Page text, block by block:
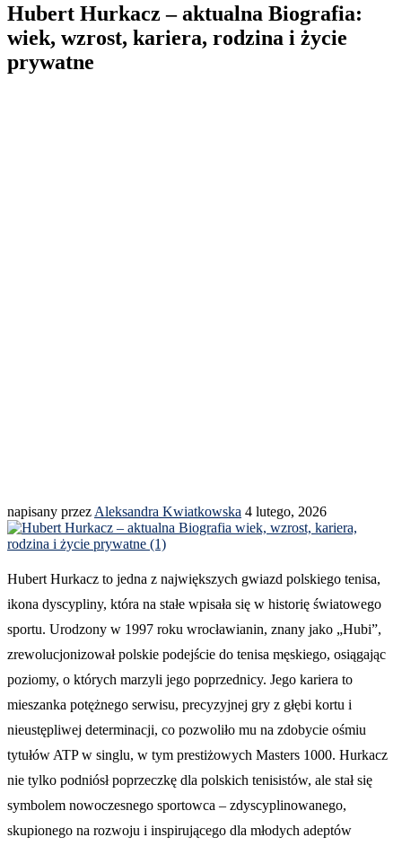
Hubert Hurkacz – aktualna Biografia:
wiek, wzrost, kariera, rodzina i życie
prywatne
napisany przez Aleksandra Kwiatkowska 4 lutego, 2026
Hubert Hurkacz to jedna z największych gwiazd polskiego tenisa,
ikona dyscypliny, która na stałe wpisała się w historię światowego
sportu. Urodzony w 1997 roku wrocławianin, znany jako „Hubi”,
zrewolucjonizował polskie podejście do tenisa męskiego, osiągając
poziomy, o których marzyli jego poprzednicy. Jego kariera to
mieszanka potężnego serwisu, precyzyjnej gry z głębi kortu i
nieustępliwej determinacji, co pozwoliło mu na zdobycie ośmiu
tytułów ATP w singlu, w tym prestiżowych Masters 1000. Hurkacz
nie tylko podniósł poprzeczkę dla polskich tenisistów, ale stał się
symbolem nowoczesnego sportowca – zdyscyplinowanego,
skupionego na rozwoju i inspirującego dla młodych adeptów